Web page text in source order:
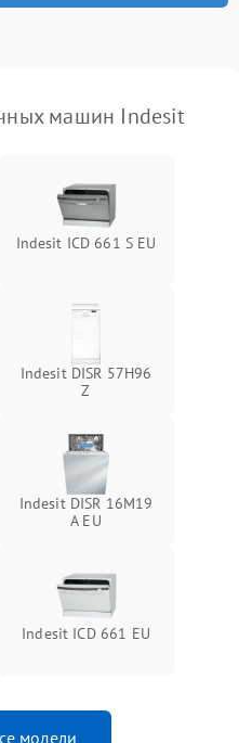
машин Indesit
Indesit ICD 661 S EU
Indesit DISR 57H96
Z
Indesit DISR 16M19
A EU
Indesit ICD 661 EU
модели